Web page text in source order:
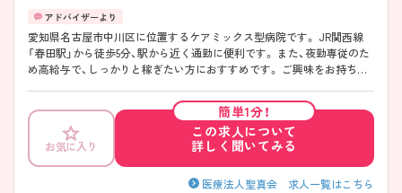
愛知県名古屋市中川区に位置するケアミックス型病院です。 JR関西線
「春田駅」から徒歩5分、駅から近く通勤に便利です。 また、夜勤専従のた
め高給与で、しっかりと稼ぎたい方におすすめです。 ご興味をお持ちの
お気に入り
簡単1分！
この求人について
詳しく聞いてみる
医療法人聖真会 求人一覧はこちら